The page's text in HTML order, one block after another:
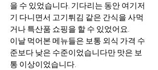
을 수 있었습니다. 기다리는 동안 여기저
기 다니면서 고기튀김 같은 간식을 사먹
거나 특산품 쇼핑을 할 수 있었어요.
이날 먹어본 메뉴들은 보통 외식 가격 수
준보다 낮은 수준이었습니다만 맛은 보
통 이상이었습니다.